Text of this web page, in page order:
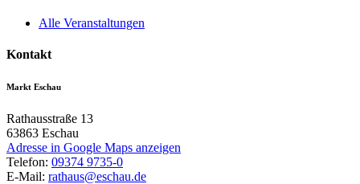
Alle Veranstaltungen
Kontakt
Markt Eschau
Rathausstraße 13
63863 Eschau
Adresse in Google Maps anzeigen
Telefon: 09374 9735-0
E-Mail: rathaus@eschau.de